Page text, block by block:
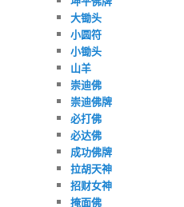
大锄头
小圆符
小锄头
山羊
崇迪佛
崇迪佛牌
必打佛
必达佛
成功佛牌
拉胡天神
招财女神
掩面佛